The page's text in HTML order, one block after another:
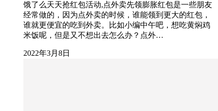
饿了么天天抢红包活动,点外卖先领膨胀红包是一些朋友
经常做的，因为点外卖的时候，谁能领到更大的红包，
谁就更便宜的吃到外卖。比如小编中午吧，想吃黄焖鸡
米饭呢，但是又不想出去怎么办？点外…
2022年3月8日